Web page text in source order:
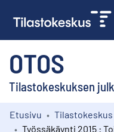
OTOS
Tilastokeskuksen
Kokoelmat
Etusivu Tilastokeskus